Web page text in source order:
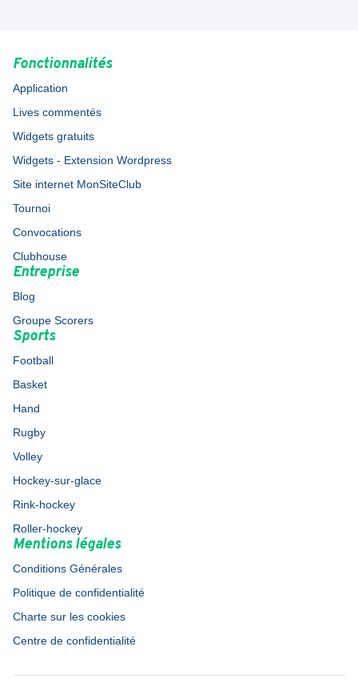
Fonctionnalités
Application
Lives commentés
Widgets gratuits
Widgets - Extension Wordpress
Site internet MonSiteClub
Tournoi
Convocations
Clubhouse
Entreprise
Blog
Groupe Scorers
Sports
Football
Basket
Hand
Rugby
Volley
Hockey-sur-glace
Rink-hockey
Roller-hockey
Mentions légales
Conditions Générales
Politique de confidentialité
Charte sur les cookies
Centre de confidentialité